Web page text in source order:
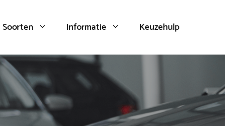
Soorten Informatie Keuzehulp